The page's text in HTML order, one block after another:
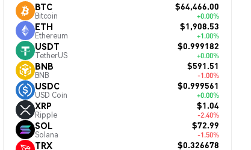
BTC
Bitcoin
$64,466.00
+0.00%
ETH
Ethereum
$1,908.53
+1.00%
USDT
TetherUS
$0.999182
+0.00%
BNB
BNB
$591.51
-1.00%
USDC
USD Coin
$0.999561
+0.00%
XRP
Ripple
$1.04
-2.40%
SOL
Solana
$72.99
-1.50%
TRX $0.326678